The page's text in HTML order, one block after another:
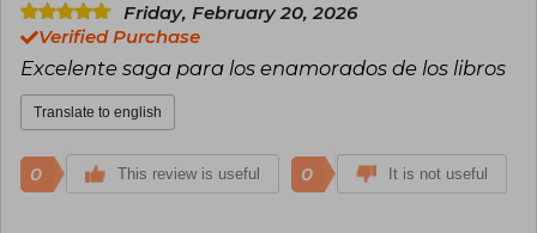
Friday, February 20, 2026
Verified Purchase
Excelente saga para los enamorados de los libros
Translate to english
0 This review is useful 0 It is not useful